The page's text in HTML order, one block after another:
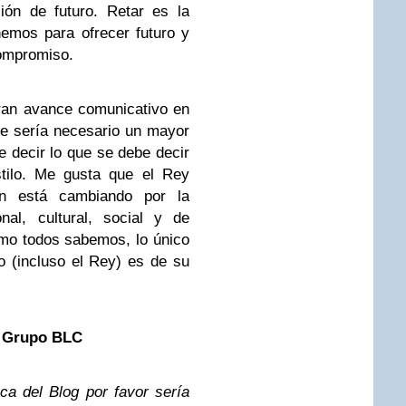
de futuro. Retar es la
para ofrecer futuro y
avance comunicativo en
sería necesario un mayor
decir lo que se debe decir
Me gusta que el Rey
está cambiando por la
cultural, social y de
todos sabemos, lo único
(incluso el Rey) es de su
BLC
del Blog por favor sería